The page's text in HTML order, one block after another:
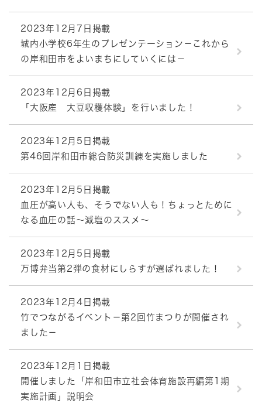
2023年12月7日掲載
城内小学校6年生のプレゼンテーション－これから
の岸和田市をよいまちにしていくには－
2023年12月6日掲載
「大阪産 大豆収穫体験」を行いました！
2023年12月5日掲載
第46回岸和田市総合防災訓練を実施しました
2023年12月5日掲載
血圧が高い人も、そうでない人も！ちょっとために
なる血圧の話〜減塩のススメ～
2023年12月5日掲載
万博弁当第2弾の食材にしらすが選ばれました！
2023年12月4日掲載
竹でつながるイベント－第2回竹まつりが開催され
ました－
2023年12月1日掲載
開催しました「岸和田市立社会体育施設再編第1期
実施計画」説明会